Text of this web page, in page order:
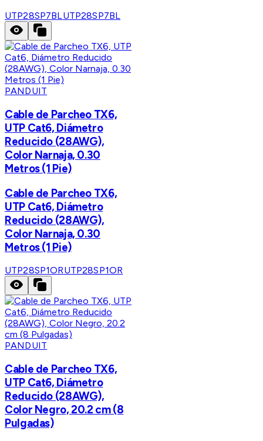
UTP28SP7BLUTP28SP7BL
PANDUIT
Cable de Parcheo TX6,
UTP Cat6, Diámetro
Reducido (28AWG),
Color Narnaja, 0.30
Metros (1 Pie)
Cable de Parcheo TX6,
UTP Cat6, Diámetro
Reducido (28AWG),
Color Narnaja, 0.30
Metros (1 Pie)
UTP28SP1ORUTP28SP1OR
PANDUIT
Cable de Parcheo TX6,
UTP Cat6, Diámetro
Reducido (28AWG),
Color Negro, 20.2 cm (8
Pulgadas)